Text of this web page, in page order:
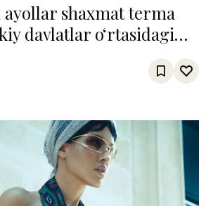
ayollar shaxmat terma
davlatlar o‘rtasidagi
uchinchi o‘rinni